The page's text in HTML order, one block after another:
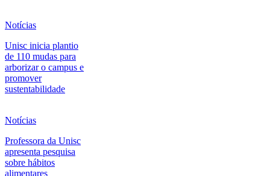
Notícias
Unisc inicia plantio
de 110 mudas para
arborizar o campus e
promover
sustentabilidade
Notícias
Professora da Unisc
apresenta pesquisa
sobre hábitos
alimentares